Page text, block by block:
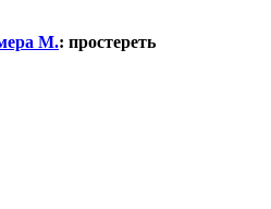
М.: простереть